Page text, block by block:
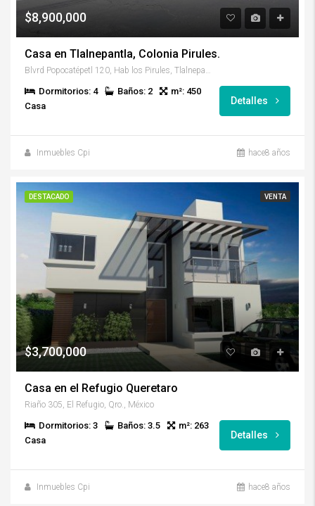
$8,900,000
Casa en Tlalnepantla, Colonia Pirules.
Blvrd Popocatépetl 120, Hab los Pirules, Tlalnepantla, Méx., México
Dormitorios: 4 Baños: 2
m²: 450
Casa
Detalles
Inmuebles Cpi hace8 años
DESTACADO VENTA
$3,700,000
Casa en el Refugio Queretaro
Riaño 305, El Refugio, Qro., México
Dormitorios: 3 Baños: 3.5
m²: 263
Casa
Detalles
Inmuebles Cpi hace8 años